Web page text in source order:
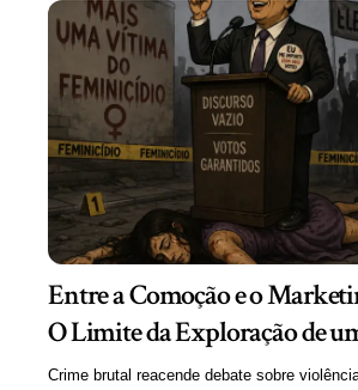
Entre a Comoção e o
O Limite da Exploração de
Crime brutal reacende debate sobre